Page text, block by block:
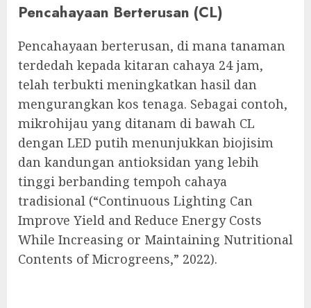
Pencahayaan Berterusan (CL)
Pencahayaan berterusan, di mana tanaman
terdedah kepada kitaran cahaya 24 jam,
telah terbukti meningkatkan hasil dan
mengurangkan kos tenaga. Sebagai contoh,
mikrohijau yang ditanam di bawah CL
dengan LED putih menunjukkan biojisim
dan kandungan antioksidan yang lebih
tinggi berbanding tempoh cahaya
tradisional (“Continuous Lighting Can
Improve Yield and Reduce Energy Costs
While Increasing or Maintaining Nutritional
Contents of Microgreens,” 2022).